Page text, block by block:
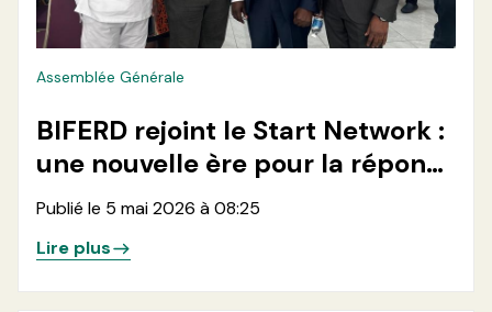
Assemblée Générale
BIFERD rejoint le Start Network :
une nouvelle ère pour la réponse
humanitaire en RDC
Publié le 5 mai 2026 à 08:25
Lire plus